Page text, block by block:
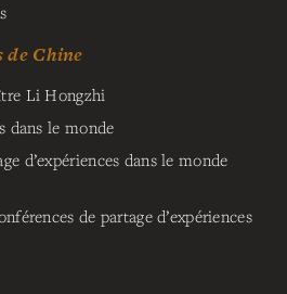
de Chine
Li Hongzhi
dans le monde
d’expériences dans le monde
de partage d’expériences